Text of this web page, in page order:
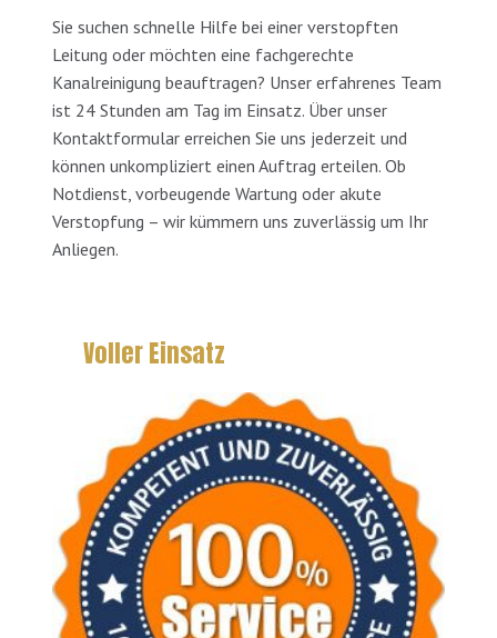
Sie suchen schnelle Hilfe bei einer verstopften
Leitung oder möchten eine fachgerechte
Kanalreinigung beauftragen? Unser erfahrenes Team
ist 24 Stunden am Tag im Einsatz. Über unser
Kontaktformular erreichen Sie uns jederzeit und
können unkompliziert einen Auftrag erteilen. Ob
Notdienst, vorbeugende Wartung oder akute
Verstopfung – wir kümmern uns zuverlässig um Ihr
Anliegen.
Voller Einsatz